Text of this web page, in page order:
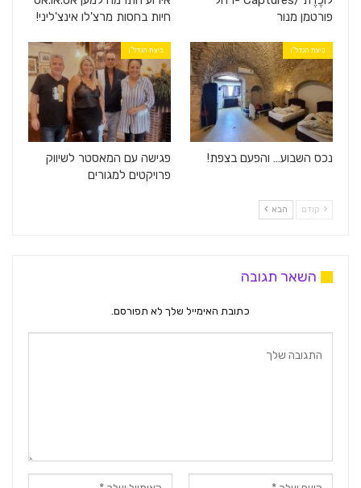
פורטמן מנור
חיות בחסות מרצ'לו אינצ'ליני!
ביצת הנדל"ן
נכס השבוע… והפעם בצפת!
ביצת הנדל"ן
פגישה עם המאסטר לשיווק
פרויקטים למגורים
קודם הבא
השאר תגובה
כתובת האימייל שלך לא תפורסם.